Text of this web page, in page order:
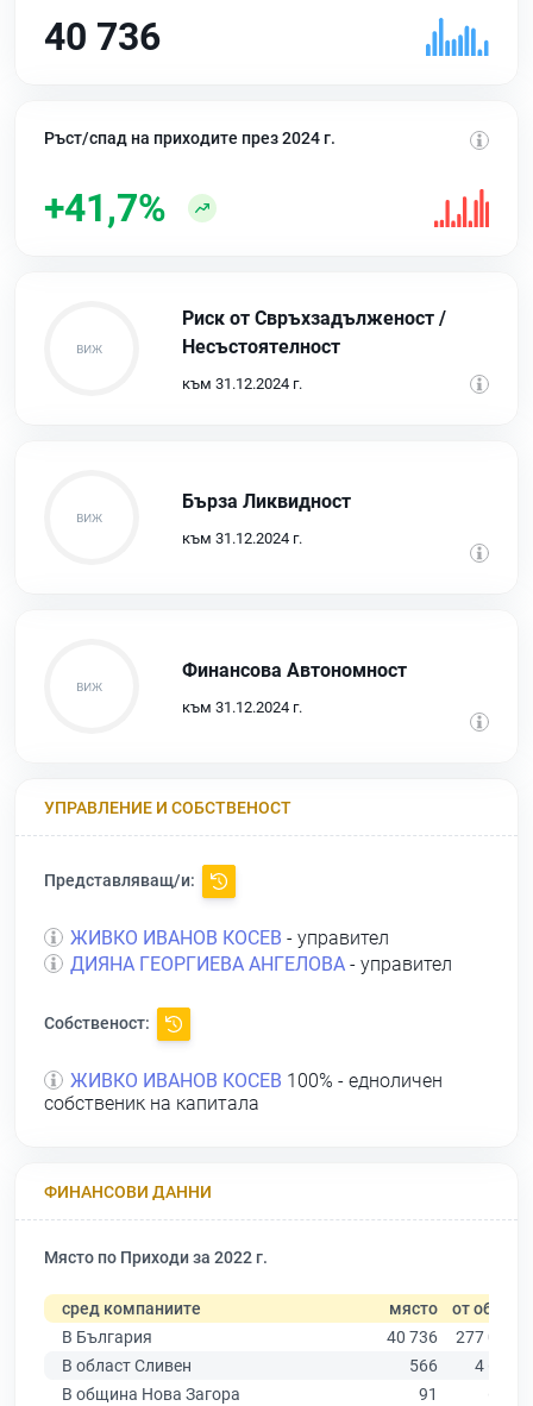
40 736
Ръст/спад на приходите през 2024 г.
+41,7%
Риск от Свръхзадълженост /
Несъстоятелност
към 31.12.2024 г.
Бърза Ликвидност
към 31.12.2024 г.
Финансова Автономност
към 31.12.2024 г.
УПРАВЛЕНИЕ И СОБСТВЕНОСТ
Представляващ/и:
ЖИВКО ИВАНОВ КОСЕВ - управител
ДИЯНА ГЕОРГИЕВА АНГЕЛОВА - управител
Собственост:
ЖИВКО ИВАНОВ КОСЕВ 100% - едноличен
собственик на капитала
ФИНАНСОВИ ДАННИ
Място по Приходи за 2022 г.
сред компаниите място от общо
В България
40 736
277 019
В област Сливен
566
4 614
В община Нова Загора
91